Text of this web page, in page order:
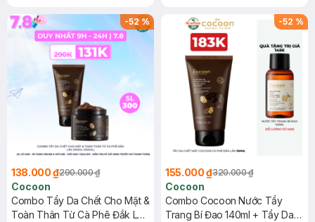
-52%
138.000 ₫290.000 ₫
Cocoon
Combo Tẩy Da Chết Cho Mặt &
Toàn Thân Từ Cà Phê Đắk Lắk
-52 %
155.000 ₫320.000 ₫
Cocoon
Combo Cocoon Nước Tẩy
Trang Bí Đao 140ml + Tẩy Da